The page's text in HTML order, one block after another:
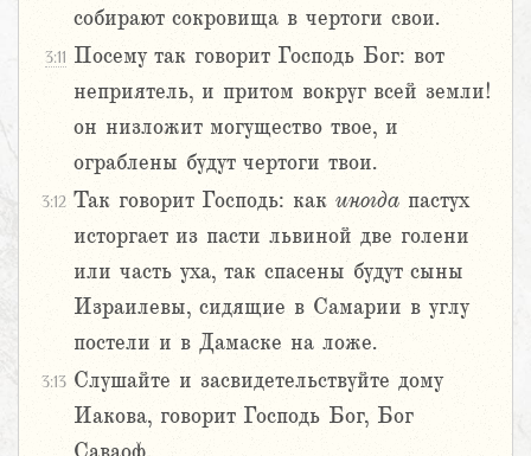
собирают сокровища в чертоги свои.
3:11 Посему так говорит Господь Бог: вот
неприятель, и притом вокруг всей земли!
он низложит могущество твое, и
ограблены будут чертоги твои.
3:12 Так говорит Господь: как иногда пастух
исторгает из пасти львиной две голени
или часть уха, так спасены будут сыны
Израилевы, сидящие в Самарии в углу
постели и в Дамаске на ложе.
3:13 Слушайте и засвидетельствуйте дому
Иакова, говорит Господь Бог, Бог